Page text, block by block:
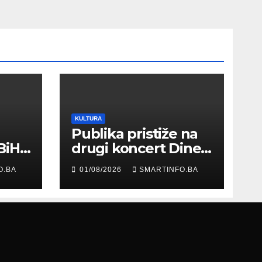
KULTURA
Publika pristiže na
drugi koncert Dine
Merlina na Koševu
01/08/2026 SMARTINFO.BA